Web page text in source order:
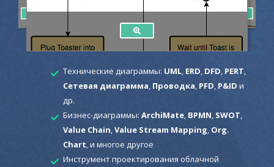
Технические диаграммы: UML, ERD DFD PERT
Сетевая диаграмма Проводка PFD P&ID и
др.
Бизнес-диаграммы: ArchiMate, BPMN SWOT
Value Chain Value Stream Mapping Org.
Chart , и многое другое
Инструмент проектирования облачной